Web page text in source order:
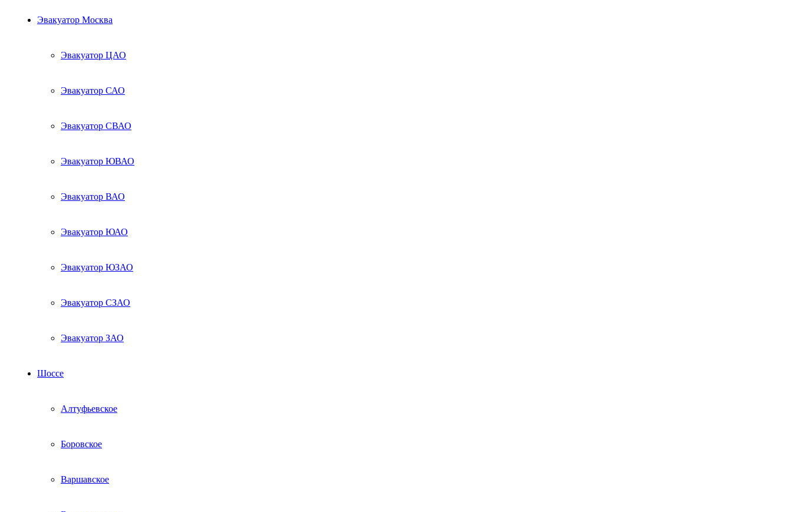
Эвакуатор Москва
Эвакуатор ЦАО
Эвакуатор САО
Эвакуатор СВАО
Эвакуатор ЮВАО
Эвакуатор ВАО
Эвакуатор ЮАО
Эвакуатор ЮЗАО
Эвакуатор СЗАО
Эвакуатор ЗАО
Шоссе
Алтуфьевское
Боровское
Варшавское